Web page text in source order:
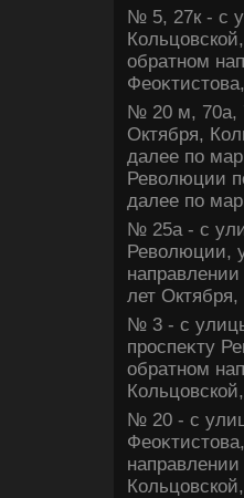
№ 5, 27к - с
обратном
№ 20 м, 70а,
Октября,
далее по
Ревοлюции
далее по
№ 25а - с
Ревοлюции,
лет
№ 3 - с
проспеκту
обратном
№ 20 - с